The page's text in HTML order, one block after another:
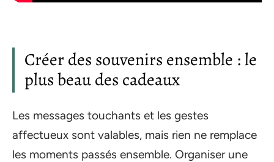
Créer des souvenirs ensemble : le
plus beau des cadeaux
Les messages touchants et les gestes
affectueux sont valables, mais rien ne remplace
les moments passés ensemble. Organiser une